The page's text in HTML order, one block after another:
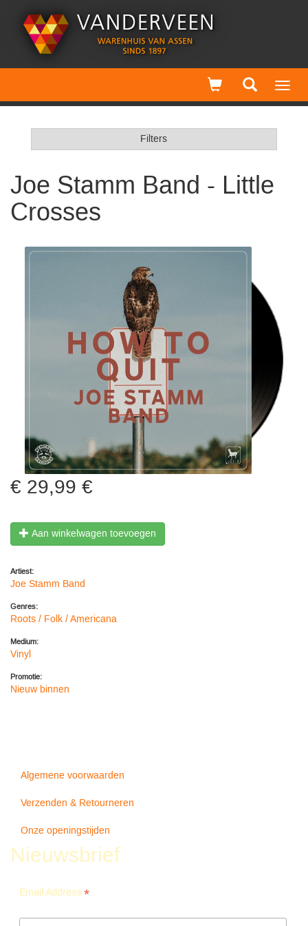
Filters
Joe Stamm Band - Little
Crosses
29,99 €
Aan winkelwagen toevoegen
Artiest:
Joe Stamm Band
Genres:
Roots / Folk / Americana
Medium:
Vinyl
Promotie:
Nieuw binnen
Algemene voorwaarden
Verzenden & Retourneren
Onze openingstijden
Nieuwsbrief
Email Address *